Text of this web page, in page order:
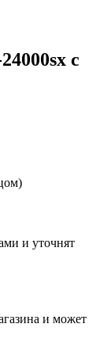
с
и уточнят
и может